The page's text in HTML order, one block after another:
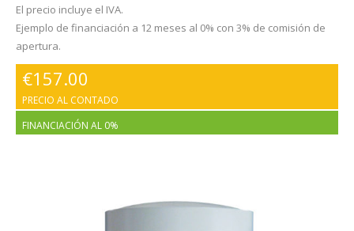
El precio incluye el IVA.
Ejemplo de financiación a 12 meses al 0% con 3% de comisión de
apertura.
€157.00
PRECIO AL CONTADO
FINANCIACIÓN AL 0%